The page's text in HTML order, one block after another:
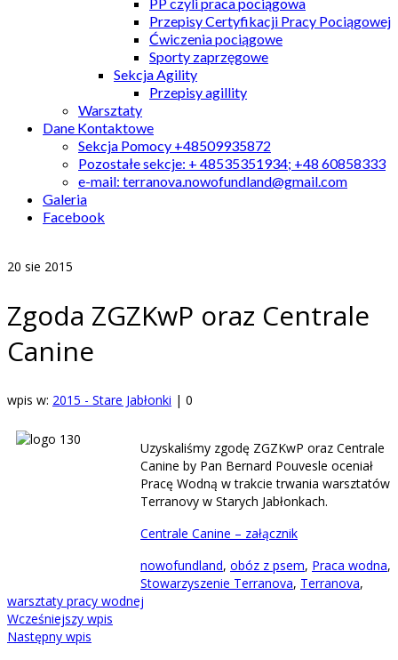
Przepisy Certyfikacji Pracy Pociągowej
Ćwiczenia pociągowe
Sporty zaprzęgowe
Sekcja Agility
Przepisy agillity
Warsztaty
Dane Kontaktowe
Sekcja Pomocy +48509935872
Pozostałe sekcje: + 48535351934; +48 60858333
e-mail: terranova.nowofundland@gmail.com
Galeria
Facebook
20 sie 2015
Zgoda ZGZKwP oraz Centrale
Canine
wpis w: 2015 - Stare Jabłonki | 0
Uzyskaliśmy zgodę ZGZKwP oraz Centrale
Canine by Pan Bernard Pouvesle oceniał
Pracę Wodną w trakcie trwania warsztatów
Terranovy w Starych Jabłonkach.
Centrale Canine – załącznik
nowofundland, obóz z psem, Praca wodna,
Stowarzyszenie Terranova, Terranova,
warsztaty pracy wodnej
Wcześniejszy wpis
Następny wpis